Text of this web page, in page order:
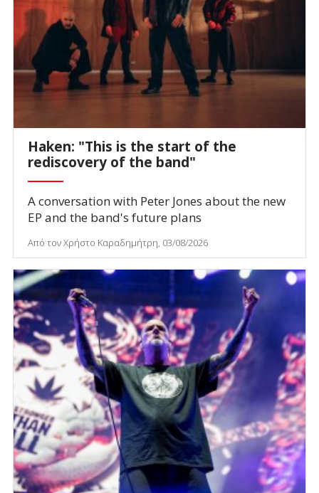
Haken: "This is the start of the
rediscovery of the band"
A conversation with Peter Jones about the new
EP and the band's future plans
Από τον Χρήστο Καραδημήτρη, 03/08/2026